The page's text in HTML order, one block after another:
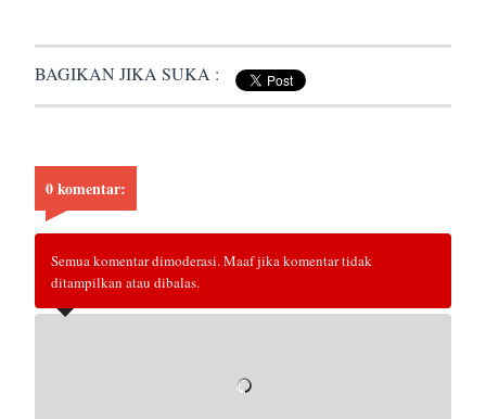
BAGIKAN JIKA SUKA :
0 komentar:
Semua komentar dimoderasi. Maaf jika komentar tidak
ditampilkan atau dibalas.